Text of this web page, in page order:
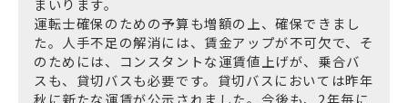
まいります。
運転士確保のための予算も増額の上、確保できまし
た。人手不足の解消には、賃金アップが不可欠で、そ
のためには、コンスタントな運賃値上げが、乗合バ
スも、貸切バスも必要です。貸切バスにおいては昨年
秋に新たな運賃が公示されました。今後も、2年毎に